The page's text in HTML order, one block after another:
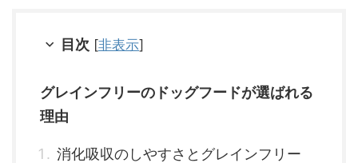
目次 [非表示]
グレインフリーのドッグフードが選ばれる
理由
消化吸収のしやすさとグレインフリー